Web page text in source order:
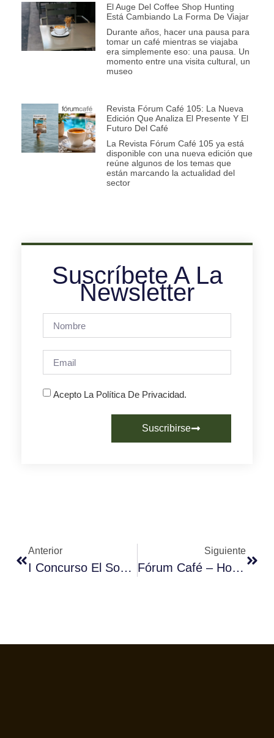
El Auge Del Coffee Shop Hunting
Está Cambiando La Forma De Viajar
Durante años, hacer una pausa para
tomar un café mientras se viajaba
era simplemente eso: una pausa. Un
momento entre una visita cultural, un
museo
Revista Fórum Café 105: La Nueva
Edición Que Analiza El Presente Y El
Futuro Del Café
La Revista Fórum Café 105 ya está
disponible con una nueva edición que
reúne algunos de los temas que
están marcando la actualidad del
sector
Suscríbete A La
Newsletter
Acepto La Política De Privacidad.
Suscribirse
Anterior
I Concurso El Sommelier Del Café
Siguiente
Fórum Café – Horario De Verano